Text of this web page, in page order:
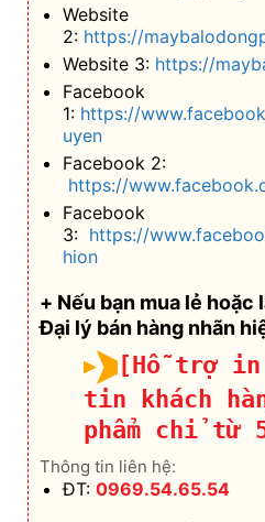
Website
2: https://
Website 3: https://
Facebook
1: https://
uyen
Facebook 2:
https://
Facebook
3: https://
hion
+ Nếu bạn mua lẻ hoặc
Đại lý bán hàng nhãn
[Hỗ trợ in
tin khách
phẩm chỉ từ
Thông tin liên hệ:
ĐT: 0969.54.65.54